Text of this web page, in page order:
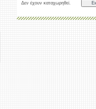
Δεν έχουν καταχωρηθεί.